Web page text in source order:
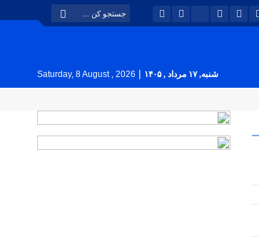
شنبه, ۱۷ مرداد , ۱۴۰۵ |
Saturday, 8 August , 2026